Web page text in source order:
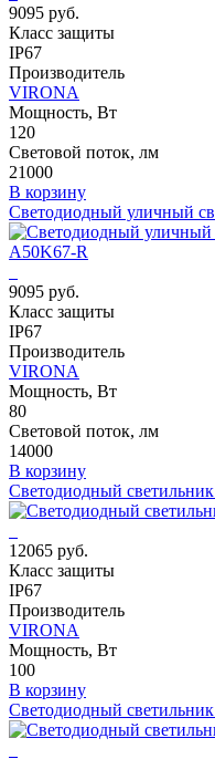
9095 руб.
Класс защиты
IP67
Производитель
VIRONA
Мощность, Вт
120
Световой поток, лм
21000
В корзину
Светодиодный уличный
9095 руб.
Класс защиты
IP67
Производитель
VIRONA
Мощность, Вт
80
Световой поток, лм
14000
В корзину
Светодиодный
12065 руб.
Класс защиты
IP67
Производитель
VIRONA
Мощность, Вт
100
В корзину
Светодиодный